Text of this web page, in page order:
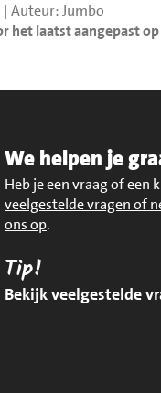
Auteur: Jumbo
het laatst aangepast
We helpen je
Heb je een vraag of een
veelgestelde vragen of
ons op.
Tip!
Bekijk veelgestelde